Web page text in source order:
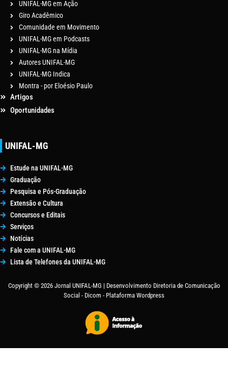
UNIFAL-MG em Ação
Giro Acadêmico
Comunidade em Movimento
UNIFAL-MG em Podcasts
UNIFAL-MG na Mídia
Autores UNIFAL-MG
UNIFAL-MG Indica
Montra - por Eloésio Paulo
Artigos
Oportunidades
UNIFAL-MG
Estude na UNIFAL-MG
Graduação
Pesquisa e Pós-Graduação
Extensão e Cultura
Concursos e Editais
Serviços
Notícias
Fale com a UNIFAL-MG
Lista de Telefones da UNIFAL-MG
Copyright © 2026 Jornal UNIFAL-MG | Desenvolvimento Diretoria de Comunicação
Social - Dicom - Plataforma Wordpress